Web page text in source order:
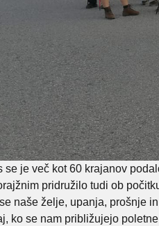
se je več kot 60 krajanov
pridružilo tudi ob
naše želje, upanja, prošnje
ko se nam približujejo